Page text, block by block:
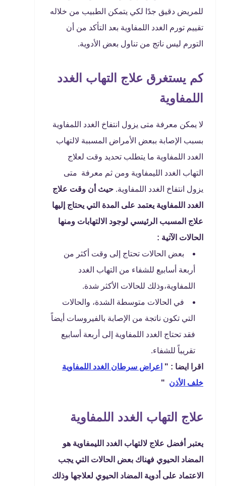
للمريض دقيق جدًا لكي يتمكن الطبيب من خلاله
تقييم تورم الغدد اللمفاوية بعد التأكد من أن
التورم ليس ناتج من تناول بعض الأدوية.
كم يستغرق علاج التهاب الغدد
اللمفاوية
لا يمكن معرفة متى يزول انتفاخ الغدد اللمفاوية
بسبب الإصابة ببعض الأمراض المسببة لالتهاب
الغدد اللمفاوية ما يتطلب تحديد وقت لعلاج
التهاب الغدد الليمفاوية ومن ثم معرفة متى
يزول انتفاخ الغدد اللمفاوية. حيث أن وقت علاج
الغدد اللمفاوية يعتمد على المدة التي يحتاج إليها
علاج المسبب الرئيسي لوجود الالتهابات ومنها
الحالات الآتية :
بعض الحالات تحتاج إلى وقت أكثر من
أربعة أسابيع للشفاء من التهاب الغدد
اللمفاوية،وذلك للحالات الأكثر شدة.
في الحالات متوسطة الشدة، والحالات
التي تكون ناتجة من الإصابة بالفيروسات أيضاً
فقد تحتاج الغدد اللمفاوية إلى أربعة أسابيع
تقريباً للشفاء.
اقرا ايضا : " اعراض سرطان الغدد اللمفاوية
خلف الأذن "
علاج التهاب الغدد اللمفاوية
يعتبر أفضل علاج لالتهاب الغدد الليمفاوية هو
المضاد الحيوي فهناك بعض الحالات التي يجب
الاعتماد على أدوية المضاد الحيوي لعلاجها وذلك